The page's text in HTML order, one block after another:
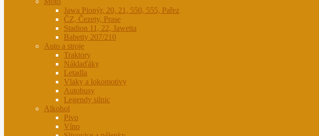
Jawa Pionýr, 20, 21, 550, 555, Pařez
ČZ, Čezety, Prase
Stadion 11, 22, Jawetta
Babetty 207/210
Auto a stroje
Traktory
Náklaďáky
Letadla
Vlaky a lokomotivy
Autobusy
Legendy silnic
Alkohol
Pivo
Víno